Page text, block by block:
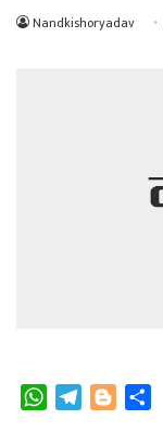
Nandkishoryadav
W
T
B